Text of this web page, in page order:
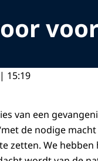
15:19
van een
de nodige
zetten. We hebben